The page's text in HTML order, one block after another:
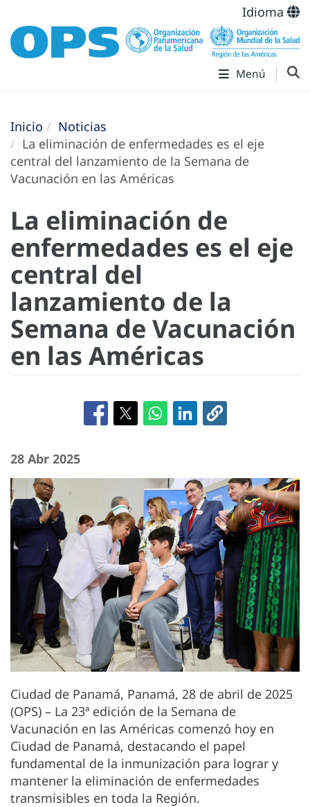
Idioma
Menú
Inicio
Noticias
La eliminación de enfermedades es el eje
central del lanzamiento de la Semana de
Vacunación en las Américas
La eliminación de
enfermedades es el eje
central del
lanzamiento de la
Semana de Vacunación
en las Américas
28 Abr 2025
Ciudad de Panamá, Panamá, 28 de abril de 2025
(OPS) – La 23ª edición de la Semana de
Vacunación en las Américas comenzó hoy en
Ciudad de Panamá, destacando el papel
fundamental de la inmunización para lograr y
mantener la eliminación de enfermedades
transmisibles en toda la Región.